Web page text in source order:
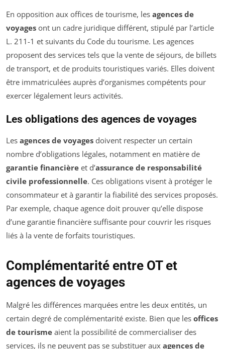
En opposition aux offices de tourisme, les agences de
voyages ont un cadre juridique différent, stipulé par l’article
L. 211-1 et suivants du Code du tourisme. Les agences
proposent des services tels que la vente de séjours, de billets
de transport, et de produits touristiques variés. Elles doivent
être immatriculées auprès d’organismes compétents pour
exercer légalement leurs activités.
Les obligations des agences de voyages
Les agences de voyages doivent respecter un certain
nombre d’obligations légales, notamment en matière de
garantie financière et d’assurance de responsabilité
civile professionnelle. Ces obligations visent à protéger le
consommateur et à garantir la fiabilité des services proposés.
Par exemple, chaque agence doit prouver qu’elle dispose
d’une garantie financière suffisante pour couvrir les risques
liés à la vente de forfaits touristiques.
Complémentarité entre OT et
agences de voyages
Malgré les différences marquées entre les deux entités, un
certain degré de complémentarité existe. Bien que les offices
de tourisme aient la possibilité de commercialiser des
services, ils ne peuvent pas se substituer aux agences de